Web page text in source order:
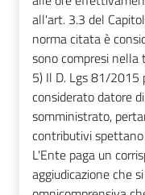
all'art. 3.3 del
norma citata è
sono compresi
5) Il D. Lgs 81/2015
considerato datore
somministrato,
contributivi
L'Ente paga un
aggiudicazione che